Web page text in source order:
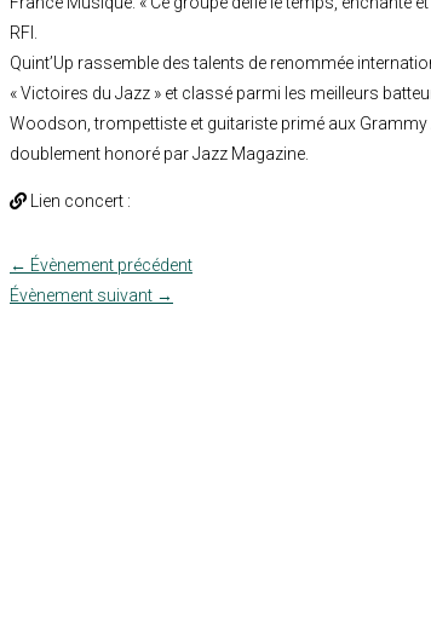
RFI.
Quint’Up rassemble des talents de renommée
« Victoires du Jazz » et classé parmi les meilleurs
Woodson, trompettiste et guitariste primé aux
doublement honoré par Jazz Magazine.
Lien concert :
← Évènement précédent
Évènement suivant →